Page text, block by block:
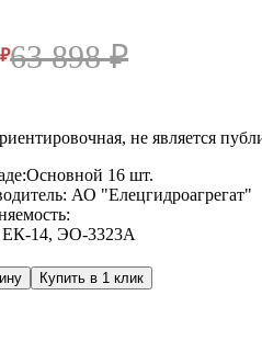
₽63 898₽
не является
Основной 16 шт.
АО "Елецгидроагрегат"
ЕК-14,ЭО-3323А
Купить в 1 клик